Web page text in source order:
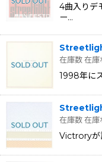
4曲入りデ
ー…
在庫数 在庫
1998年に
在庫数 在庫
Victroryが